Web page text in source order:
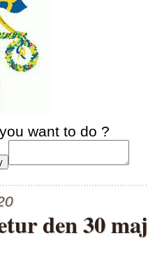
want to do ?
den 30 maj